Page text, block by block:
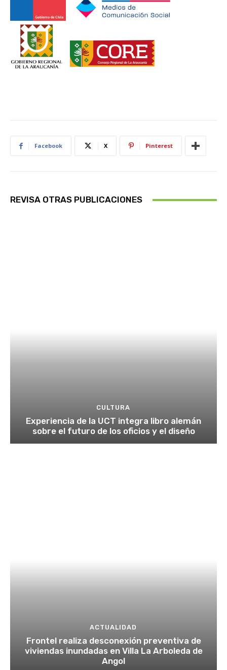
Facebook X Pinterest
REVISA OTRAS PUBLICACIONES
CULTURA
Experiencia de la UCT integra libro alemán
sobre el futuro de los oficios y el diseño
ACTUALIDAD
Frontel realiza desconexión preventiva de
viviendas inundadas en Villa La Arboleda de
Angol